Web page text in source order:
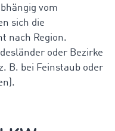
vom
sich die
nach Region.
oder Bezirke
B. bei Feinstaub oder